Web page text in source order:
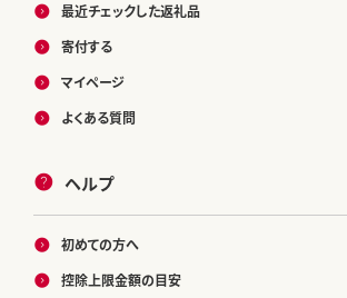
最近チェックした返礼品
寄付する
マイページ
よくある質問
ヘルプ
初めての方へ
控除上限金額の目安